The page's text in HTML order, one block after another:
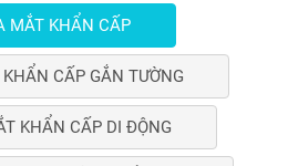
MẮT KHẨN CẤP
CẤP GẮN TƯỜNG
KHẨN CẤP DI ĐỘNG